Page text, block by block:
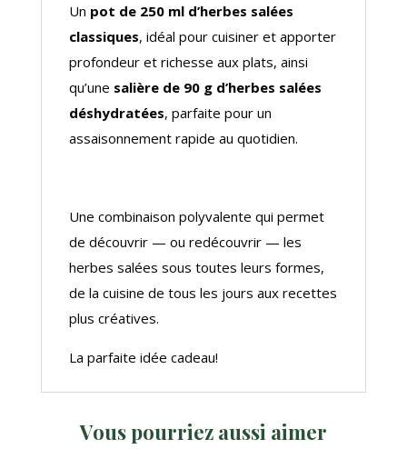
Un pot de 250 ml d’herbes salées
classiques, idéal pour cuisiner et apporter
profondeur et richesse aux plats, ainsi
qu’une salière de 90 g d’herbes salées
déshydratées, parfaite pour un
assaisonnement rapide au quotidien.
Une combinaison polyvalente qui permet
de découvrir — ou redécouvrir — les
herbes salées sous toutes leurs formes,
de la cuisine de tous les jours aux recettes
plus créatives.
La parfaite idée cadeau!
Vous pourriez aussi aimer